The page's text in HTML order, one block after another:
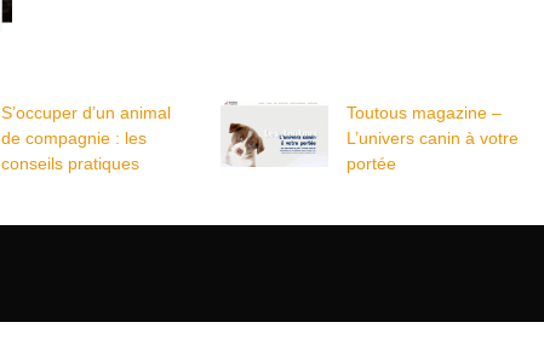
S’occuper d’un animal
de compagnie : les
conseils pratiques
Toutous magazine –
L’univers canin à votre
portée